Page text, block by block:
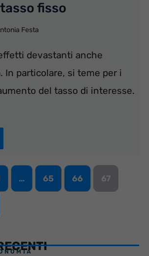
fisso
Festa
devastanti anche
In particolare, si teme per i
del tasso di interesse.
… 65 66 67